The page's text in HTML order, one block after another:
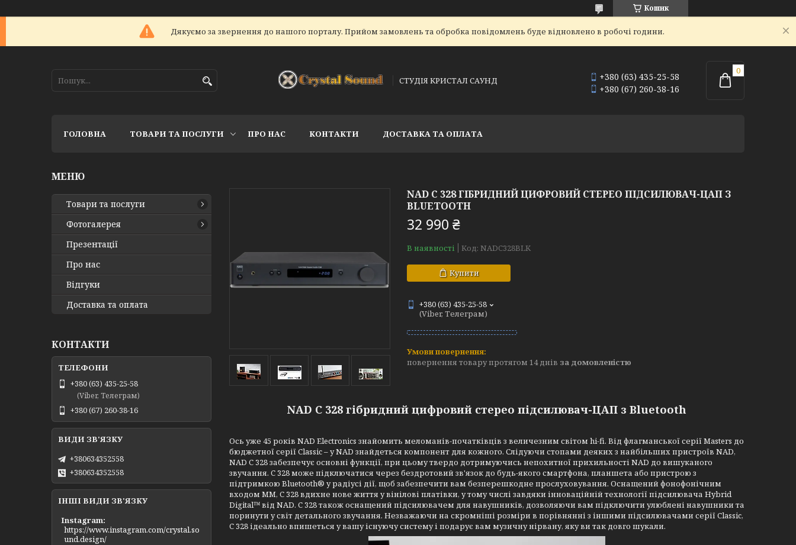
Кошик
Дякуємо за звернення до нашого порталу. Прийом замовлень та обробка повідомлень буде відновлено в робочі години.
СТУДІЯ КРИСТАЛ САУНД
+380 (63) 435-25-58
+380 (67) 260-38-16
ГОЛОВНА ТОВАРИ ТА ПОСЛУГИ ПРО НАС КОНТАКТИ ДОСТАВКА ТА ОПЛАТА
NAD C 328 ГІБРИДНИЙ ЦИФРОВИЙ СТЕРЕО ПІДСИЛЮВАЧ-ЦАП З
BLUETOOTH
32 990 ₴
В наявності Код: NADC328BLK
Купити
+380 (63) 435-25-58
(Viber, Телеграм)
повернення товару протягом 14 днів за домовленістю
NAD C 328 гібридний цифровий стерео підсилювач-ЦАП з Bluetooth
Ось уже 45 років NAD Electronics знайомить меломанів-початківців з величезним світом hi-fi. Від флагманської серії Masters до
бюджетної серії Classic – у NAD знайдеться компонент для кожного. Слідуючи стопами деяких з найбільших пристроїв NAD,
NAD C 328 забезпечує основні функції, при цьому твердо дотримуючись непохитної прихильності NAD до вишуканого
звучання. C 328 може підключатися через бездротовий зв'язок до будь-якого смартфона, планшета або пристрою з
підтримкою Bluetooth® у радіусі дії, щоб забезпечити вам безперешкодне прослуховування. Оснащений фонофонічним
входом MM, C 328 вдихне нове життя у вінілові платівки, у тому числі завдяки інноваційній технології підсилювача Hybrid
Digital™ від NAD. C 328 також оснащений підсилювачем для навушників, дозволяючи вам підключити улюблені навушники та
поринути у світ детального звучання. Незважаючи на скромніші розміри в порівнянні з іншими підсилювачами серії Classic,
C 328 ідеально впишеться у вашу існуючу систему і подарує вам музичну нірвану, яку ви так довго шукали.
Товари та послуги
Фотогалерея
Презентації
Про нас
Відгуки
Доставка та оплата
КОНТАКТИ
+380 (63) 435-25-58
(Viber, Телеграм)
+380 (67) 260-38-16
+380634352558
+380634352558
ІНШІ ВИДИ ЗВ'ЯЗКУ
Instagram
https://www.instagram.com/crystal.so
und.design/